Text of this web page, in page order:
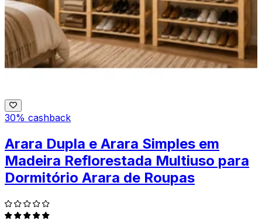
30% cashback
Arara Dupla e Arara Simples em
Madeira Reflorestada Multiuso para
Dormitório Arara de Roupas